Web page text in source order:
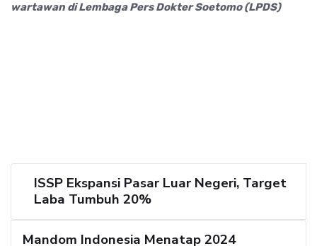
wartawan di Lembaga Pers Dokter Soetomo (LPDS)
ISSP Ekspansi Pasar Luar Negeri, Target
Laba Tumbuh 20%
Mandom Indonesia Menatap 2024